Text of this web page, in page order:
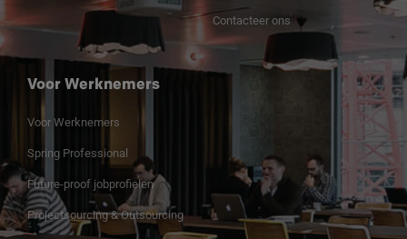
Contacteer ons
Voor Werknemers
Voor Werknemers
Spring Professional
Future-proof jobprofielen
Projectsourcing & Outsourcing